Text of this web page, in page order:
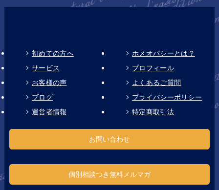
初めての方へ
ホメオパシーとは？
サービス
プロフィール
お客様の声
よくあるご質問
ブログ
プライバシーポリシー
運営者情報
特定商取引法
お問い合わせ
個別相談つき無料メルマガ